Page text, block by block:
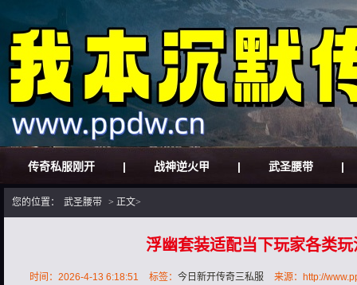
传奇私服刚开 | 战神逆火甲 | 武圣腰带 |
您的位置： 武圣腰带 > 正文>
浮幽套装适配当下玩家各类玩
时间：2026-4-13 6:18:51 标签： 今日新开传奇三私服 来源：http://